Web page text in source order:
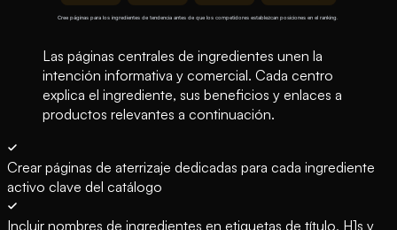
Las páginas centrales de ingredientes unen la
intención informativa y comercial. Cada centro
explica el ingrediente, sus beneficios y enlaces a
productos relevantes a continuación.
Crear páginas de aterrizaje dedicadas para cada ingrediente
activo clave del catálogo
Incluir nombres de ingredientes en etiquetas de título, H1s y